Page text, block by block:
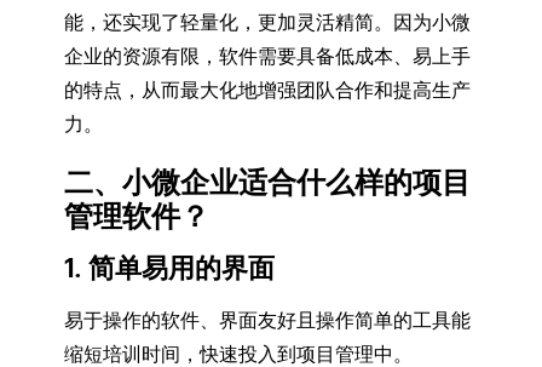
能，还实现了轻量化，更加灵活精简。因为小微
企业的资源有限，软件需要具备低成本、易上手
的特点，从而最大化地增强团队合作和提高生产
力。
二、小微企业适合什么样的项目
管理软件？
1. 简单易用的界面
易于操作的软件、界面友好且操作简单的工具能
缩短培训时间，快速投入到项目管理中。